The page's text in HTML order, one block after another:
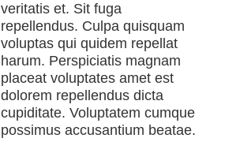
veritatis et. Sit fuga
repellendus. Culpa quisquam
voluptas qui quidem repellat
harum. Perspiciatis magnam
placeat voluptates amet est
dolorem repellendus dicta
cupiditate. Voluptatem cumque
possimus accusantium beatae.